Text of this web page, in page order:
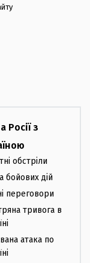
Росії з
обстріли
бойових дій
переговори
тривога в
атака по